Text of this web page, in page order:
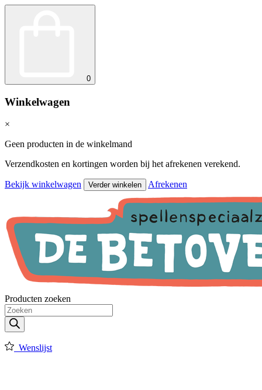
0
Winkelwagen
×
Geen producten in de winkelmand
Verzendkosten en kortingen worden bij het afrekenen verekend.
Bekijk winkelwagen Verder winkelen Afrekenen
Producten zoeken
Wenslijst